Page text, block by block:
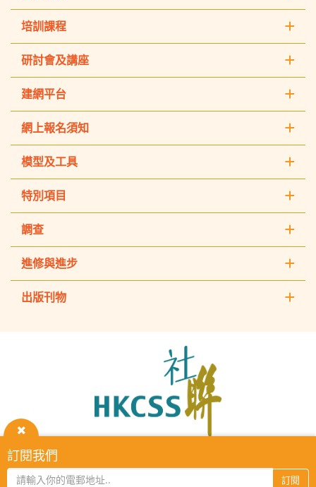
關
閉
訂閱我們
訂閱
培訓課程
研討會及講座
建網平台
網上報名須知
模型及工具
特別項目
調查
進修與進步
出版刊物
Council
Service
HKCSS Institute主頁
2026 © The Hong Kong Council of Social Service. All Rights